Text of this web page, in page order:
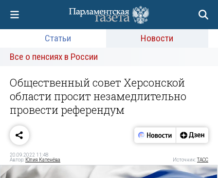
Статьи
Новости
Все о пенсиях в России
Общественный совет Херсонской
области просит незамедлительно
провести референдум
20.09.2022 11:48
Автор: Юлия Катенёва Источник:ТАСС